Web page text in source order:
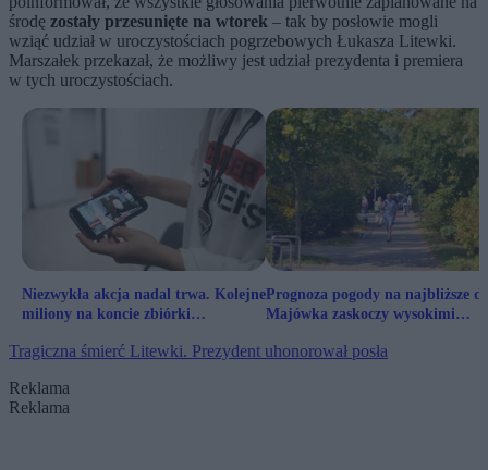
środę zostały przesunięte na wtorek – tak by posłowie mogli
wziąć udział w uroczystościach pogrzebowych Łukasza Litewki.
Marszałek przekazał, że możliwy jest udział prezydenta i premiera
w tych uroczystościach.
Niezwykła akcja nadal trwa. Kolejne
miliony na koncie zbiórki
Prognoza pogody na najbliższe
Majówka zaskoczy wysokimi
Tragiczna śmierć Litewki. Prezydent uhonorował posła
Reklama
Reklama